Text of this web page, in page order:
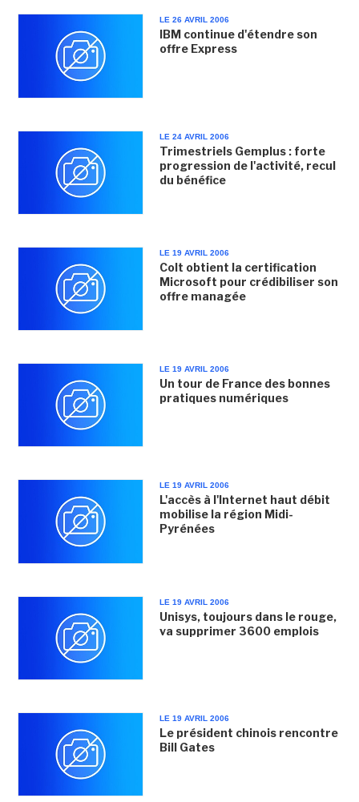
LE 26 AVRIL 2006
IBM continue d'étendre son
offre Express
LE 24 AVRIL 2006
Trimestriels Gemplus : forte
progression de l'activité, recul
du bénéfice
LE 19 AVRIL 2006
Colt obtient la certification
Microsoft pour crédibiliser son
offre managée
LE 19 AVRIL 2006
Un tour de France des bonnes
pratiques numériques
LE 19 AVRIL 2006
L'accès à l'Internet haut débit
mobilise la région Midi-
Pyrénées
LE 19 AVRIL 2006
Unisys, toujours dans le rouge,
va supprimer 3600 emplois
LE 19 AVRIL 2006
Le président chinois rencontre
Bill Gates